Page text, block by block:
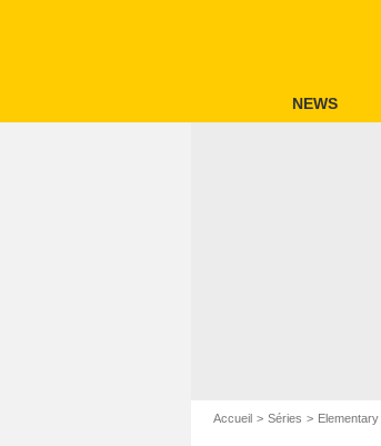
NEWS
Accueil Séries Elementary